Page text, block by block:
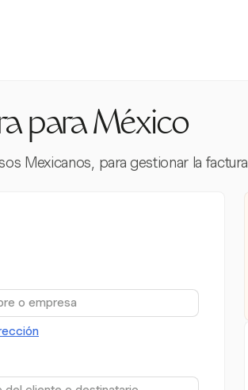
para México
Mexicanos, para gestionar la